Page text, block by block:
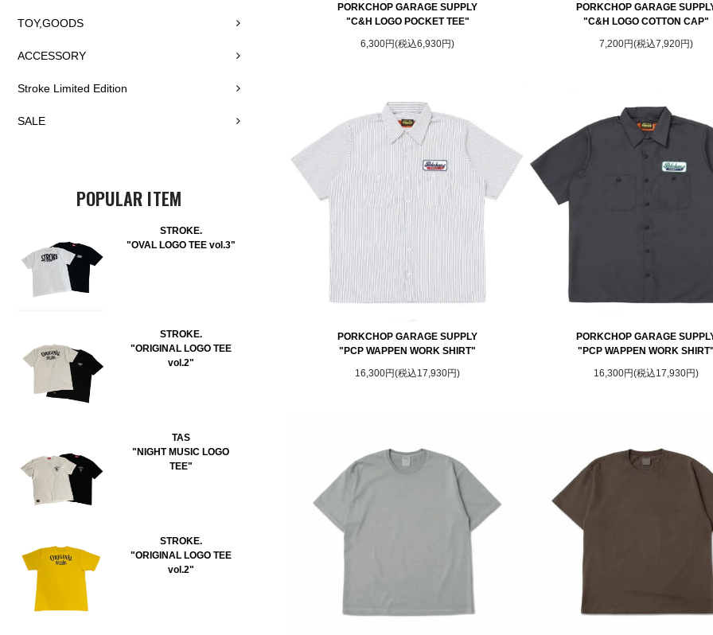
TOY,GOODS
ACCESSORY
Stroke Limited Edition
SALE
POPULAR ITEM
STROKE.
"OVAL LOGO TEE vol.3"
STROKE.
"ORIGINAL LOGO TEE
vol.2"
TAS
"NIGHT MUSIC LOGO
TEE"
STROKE.
"ORIGINAL LOGO TEE
vol.2"
PORKCHOP GARAGE SUPPLY
"C&H LOGO POCKET TEE"
6,300円(税込6,930円)
PORKCHOP GARAGE
"C&H LOGO COTTON CAP"
7,200円(税込7,920円)
PORKCHOP GARAGE SUPPLY
"PCP WAPPEN WORK SHIRT"
16,300円(税込17,930円)
PORKCHOP GARAGE
"PCP WAPPEN WORK SHIRT"
16,300円(税込17,930円)